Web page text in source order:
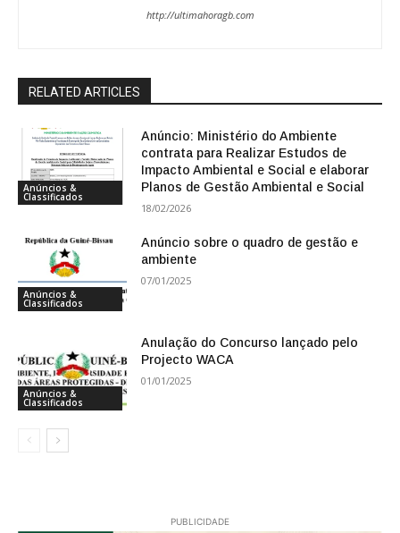
http://ultimahoragb.com
RELATED ARTICLES
Anúncios &
Classificados
Anúncio: Ministério do Ambiente
contrata para Realizar Estudos de
Impacto Ambiental e Social e elaborar
Planos de Gestão Ambiental e Social
18/02/2026
Anúncios &
Classificados
Anúncio sobre o quadro de gestão e
ambiente
07/01/2025
Anúncios &
Classificados
Anulação do Concurso lançado pelo
Projecto WACA
01/01/2025
PUBLICIDADE